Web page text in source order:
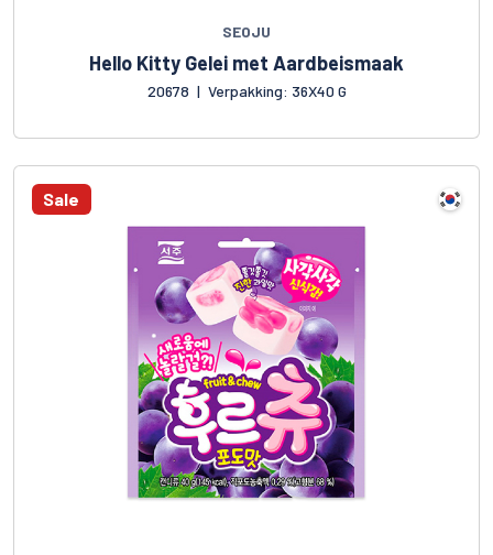
SEOJU
Hello Kitty Gelei met Aardbeismaak
20678 | Verpakking: 36X40 G
Sale